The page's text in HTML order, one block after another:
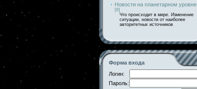
Новости на планетарном уровне
[6]
Что происходит в мире. Изменение
ситуации, новости от наиболее
авторитетных источников
Форма входа
Логин:
Пароль: